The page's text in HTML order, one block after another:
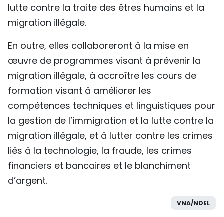
lutte contre la traite des êtres humains et la
migration illégale.
En outre, elles collaboreront à la mise en
œuvre de programmes visant à prévenir la
migration illégale, à accroître les cours de
formation visant à améliorer les
compétences techniques et linguistiques pour
la gestion de l’immigration et la lutte contre la
migration illégale, et à lutter contre les crimes
liés à la technologie, la fraude, les crimes
financiers et bancaires et le blanchiment
d’argent.
VNA/NDEL